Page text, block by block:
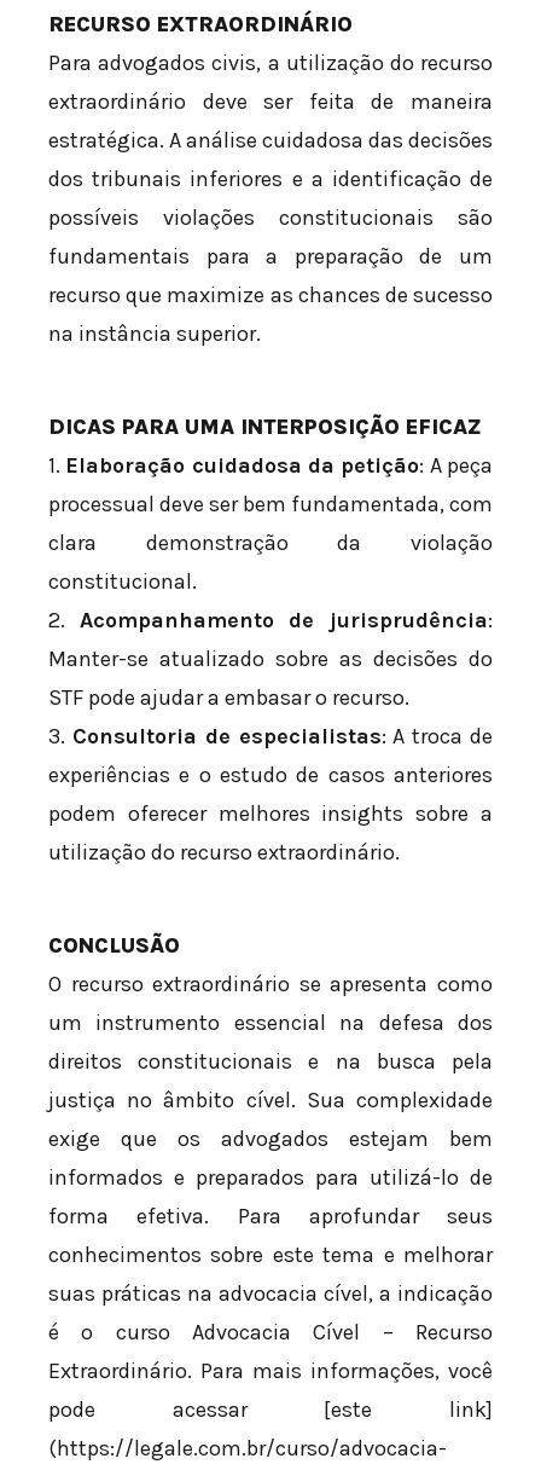
RECURSO EXTRAORDINÁRIO
Para advogados civis, a utilização do recurso
extraordinário deve ser feita de maneira
estratégica. A análise cuidadosa das decisões
dos tribunais inferiores e a identificação de
possíveis violações constitucionais são
fundamentais para a preparação de um
recurso que maximize as chances de sucesso
na instância superior.
DICAS PARA UMA INTERPOSIÇÃO EFICAZ
1. Elaboração cuidadosa da petição: A peça
processual deve ser bem fundamentada, com
clara demonstração da violação
constitucional.
2. Acompanhamento de jurisprudência:
Manter-se atualizado sobre as decisões do
STF pode ajudar a embasar o recurso.
3. Consultoria de especialistas: A troca de
experiências e o estudo de casos anteriores
podem oferecer melhores insights sobre a
utilização do recurso extraordinário.
CONCLUSÃO
O recurso extraordinário se apresenta como
um instrumento essencial na defesa dos
direitos constitucionais e na busca pela
justiça no âmbito cível. Sua complexidade
exige que os advogados estejam bem
informados e preparados para utilizá-lo de
forma efetiva. Para aprofundar seus
conhecimentos sobre este tema e melhorar
suas práticas na advocacia cível, a indicação
é o curso Advocacia Cível – Recurso
Extraordinário. Para mais informações, você
pode acessar [este link]
(https://legale.com.br/curso/advocacia-